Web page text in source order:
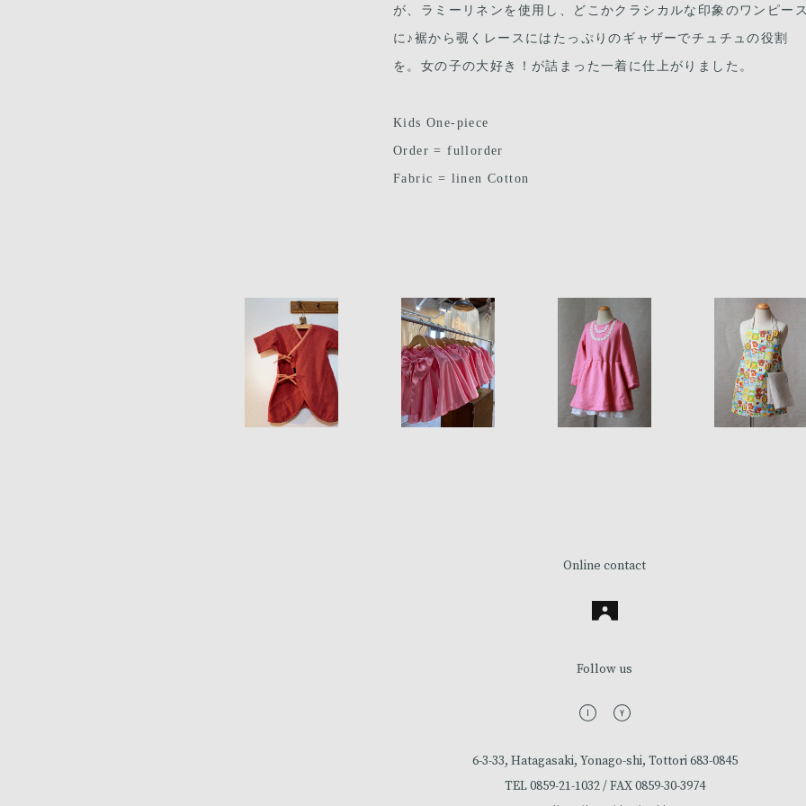
が、ラミーリネンを使用し、どこかクラシカルな印象のワンピー
に♪裾から覗くレースにはたっぷりのギャザーでチュチュの役割
を。女の子の大好き！が詰まった一着に仕上がりました。
Kids One-piece
Order = fullorder
Fabric = linen Cotton
Online contact
Follow us
6-3-33, Hatagasaki, Yonago-shi, Tottori 683-0845
TEL0859-21-1032/ FAX0859-30-3974